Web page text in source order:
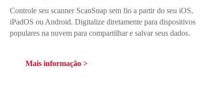
Controle seu scanner ScanSnap sem fio a partir do seu iOS,
iPadOS ou Android. Digitalize diretamente para dispositivos
populares na nuvem para compartilhar e salvar seus dados.
Mais informação >